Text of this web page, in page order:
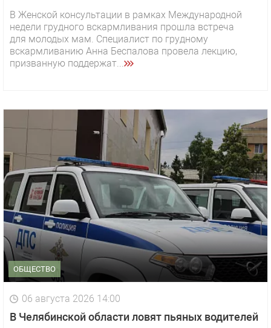
В Женской консультации в рамках Международной
недели грудного вскармливания прошла встреча
для молодых мам. Специалист по грудному
вскармливанию Анна Беспалова провела лекцию,
призванную поддержат...
ОБЩЕСТВО
06 августа 2026 14:00
В Челябинской области ловят пьяных водителей